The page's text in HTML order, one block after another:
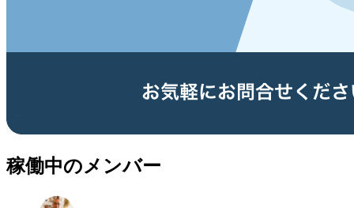
稼働中のメンバー